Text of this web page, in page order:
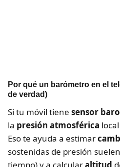
Por qué un barómetro en el
de verdad)
Si tu móvil tiene sensor
la presión atmosférica
Eso te ayuda a estimar
sostenidas de presión